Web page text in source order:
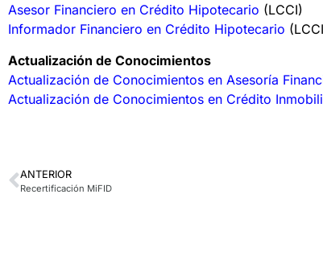
Asesor Financiero en Crédito Hipotecario (LCCI)
Informador Financiero en Crédito Hipotecario
Actualización de Conocimientos
Actualización de Conocimientos en Asesoría
Actualización de Conocimientos en Crédito
ANTERIOR
Recertificación MiFID